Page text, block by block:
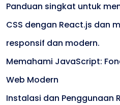
Panduan singkat untuk
CSS dengan React.js dan
responsif dan modern.
Memahami JavaScript:
Web Modern
Instalasi dan Penggunaan